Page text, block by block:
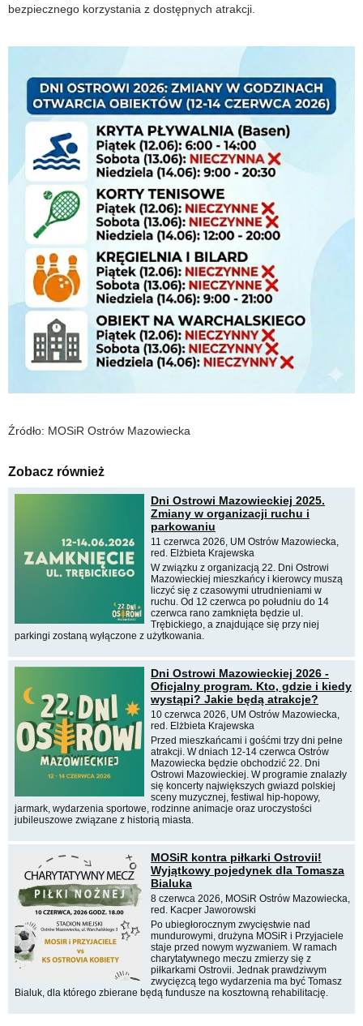
bezpiecznego korzystania z dostępnych atrakcji.
Źródło: MOSiR Ostrów Mazowiecka
Zobacz również
Dni Ostrowi Mazowieckiej 2025.
Zmiany w organizacji ruchu i
parkowaniu
11 czerwca 2026, UM Ostrów Mazowiecka,
red. Elżbieta Krajewska
W związku z organizacją 22. Dni Ostrowi
Mazowieckiej mieszkańcy i kierowcy muszą
liczyć się z czasowymi utrudnieniami w
ruchu. Od 12 czerwca po południu do 14
czerwca rano zamknięta będzie ul.
Trębickiego, a znajdujące się przy niej
parkingi zostaną wyłączone z użytkowania.
Dni Ostrowi Mazowieckiej 2026 -
Oficjalny program. Kto, gdzie i kiedy
wystąpi? Jakie będą atrakcje?
10 czerwca 2026, UM Ostrów Mazowiecka,
red. Elżbieta Krajewska
Przed mieszkańcami i gośćmi trzy dni pełne
atrakcji. W dniach 12-14 czerwca Ostrów
Mazowiecka będzie obchodzić 22. Dni
Ostrowi Mazowieckiej. W programie znalazły
się koncerty największych gwiazd polskiej
sceny muzycznej, festiwal hip-hopowy,
jarmark, wydarzenia sportowe, rodzinne animacje oraz uroczystości
jubileuszowe związane z historią miasta.
MOSiR kontra piłkarki Ostrovii!
Wyjątkowy pojedynek dla Tomasza
Bialuka
8 czerwca 2026, MOSiR Ostrów Mazowiecka,
red. Kacper Jaworowski
Po ubiegłorocznym zwycięstwie nad
mundurowymi, drużyna MOSiR i Przyjaciele
staje przed nowym wyzwaniem. W ramach
charytatywnego meczu zmierzy się z
piłkarkami Ostrovii. Jednak prawdziwym
zwycięzcą tego wydarzenia ma być Tomasz
Bialuk, dla którego zbierane będą fundusze na kosztowną rehabilitację.